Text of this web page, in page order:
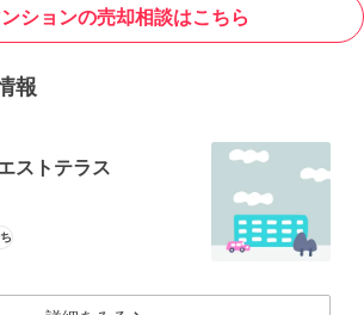
ションの売却相談はこちら
報
ストテラス